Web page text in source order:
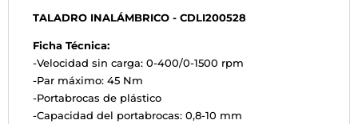
TALADRO INALÁMBRICO - CDLI200528
Ficha Técnica:
-Velocidad sin carga: 0-400/0-1500 rpm
-Par máximo: 45 Nm
-Portabrocas de plástico
-Capacidad del portabrocas: 0,8-10 mm